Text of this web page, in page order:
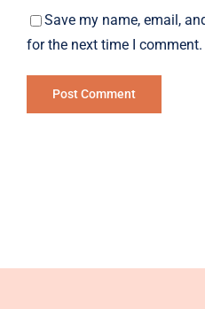
Save my name, email,
for the next time I comment.